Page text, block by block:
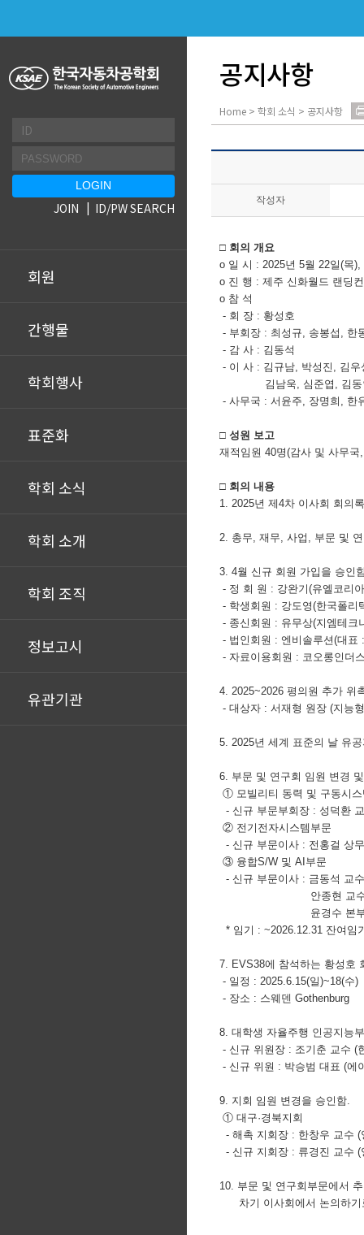
회원
간행물
학회행사
표준화
학회 소식
학회 소개
학회 조직
정보고시
유관기관
JOIN ID/PW SEARCH
공지사항
Home > 학회 소식 > 공지사항
작성자
□ 회의 개요
o 일 시 : 2025년 5월 22일(목
o 진 행 : 제주 신화월드 랜딩
o 참 석
- 회 장 : 황성호
- 부회장 : 최성규, 송봉섭, 한
- 감 사 : 김동석
- 이 사 : 김규남, 박성진, 김
김남욱, 심준엽, 김동
- 사무국 : 서윤주, 장명희, 한
□ 성원 보고
재적임원 40명(감사 및 사무
□ 회의 내용
1. 2025년 제4차 이사회 회의
2. 총무, 재무, 사업, 부문 및
3. 4월 신규 회원 가입을 승인
- 정 회 원 : 강완기(유엘코리
- 학생회원 : 강도영(한국폴리
- 종신회원 : 유무상(지엠테크
- 법인회원 : 엔비솔루션(대표
- 자료이용회원 : 코오롱인더
4. 2025~2026 평의원 추가 위
- 대상자 : 서재형 원장 (지능
5. 2025년 세계 표준의 날 유
6. 부문 및 연구회 임원 변경
① 모빌리티 동력 및 구동시스
- 신규 부문부회장 : 성덕환
② 전기전자시스템부문
- 신규 부문이사 : 전홍걸 상
③ 융합S/W 및 AI부문
- 신규 부문이사 : 금동석
안종현 교
윤경수 본부장 (지
* 임기 : ~2026.12.31 잔여임
7. EVS38에 참석하는 황성호
- 일정 : 2025.6.15(일)~18(수)
- 장소 : 스웨덴 Gothenburg
8. 대학생 자율주행 인공지능
- 신규 위원장 : 조기춘 교수 (
- 신규 위원 : 박승범 대표 (에
9. 지회 임원 변경을 승인함.
① 대구·경북지회
- 해촉 지회장 : 한창우 교수 (
- 신규 지회장 : 류경진 교수 (
10. 부문 및 연구회부문에서
차기 이사회에서 논의하기